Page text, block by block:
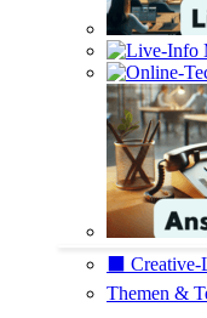
⬛️
Themen &